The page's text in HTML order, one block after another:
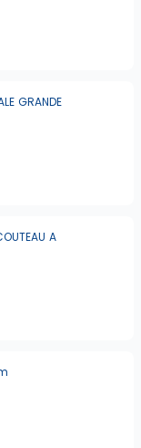
GRANDE
A